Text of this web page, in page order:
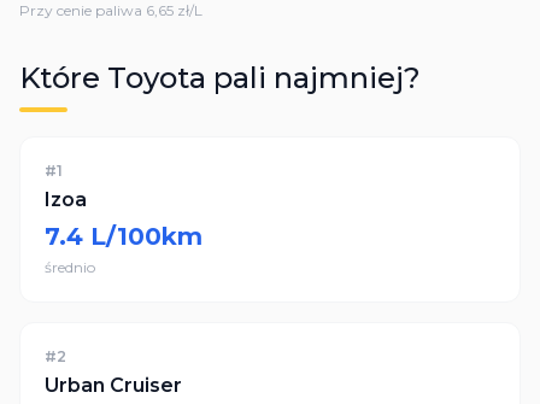
Przy cenie paliwa 6,65 zł/L
Które Toyota pali najmniej?
#1
Izoa
7.4 L/100km
średnio
#2
Urban Cruiser